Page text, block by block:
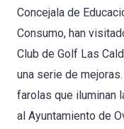
Concejala de
Consumo, han
Club de Golf Las
una serie de
farolas que iluminan
al Ayuntamiento de